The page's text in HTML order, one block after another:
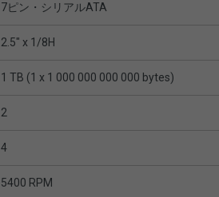
7ピン・シリアルATA
2.5″ x 1/8H
1 TB (1 x 1 000 000 000 000 bytes)
2
4
5400 RPM